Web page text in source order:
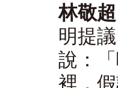
林敬超
明提
說：
裡，